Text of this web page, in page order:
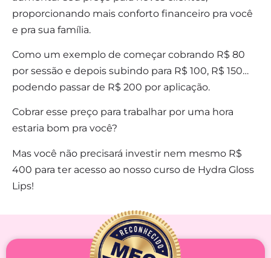
proporcionando mais conforto financeiro pra você
e pra sua família.
Como um exemplo de começar cobrando R$ 80
por sessão e depois subindo para R$ 100, R$ 150…
podendo passar de R$ 200 por aplicação.
Cobrar esse preço para trabalhar por uma hora
estaria bom pra você?
Mas você não precisará investir nem mesmo R$
400 para ter acesso ao nosso curso de Hydra Gloss
Lips!